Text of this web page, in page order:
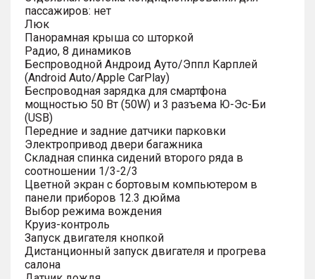
пассажиров: нет
Люк
Панорамная крыша со шторкой
Радио, 8 динамиков
Беспроводной Андроид Ауто/Эппл Карплей
(Android Auto/Apple CarPlay)
Беспроводная зарядка для смартфона
мощностью 50 Вт (50W) и 3 разъема Ю-Эс-Би
(USB)
Передние и задние датчики парковки
Электропривод двери багажника
Складная спинка сидений второго ряда в
соотношении 1/3-2/3
Цветной экран с бортовым компьютером в
панели приборов 12.3 дюйма
Выбор режима вождения
Круиз-контроль
Запуск двигателя кнопкой
Дистанционный запуск двигателя и прогрева
салона